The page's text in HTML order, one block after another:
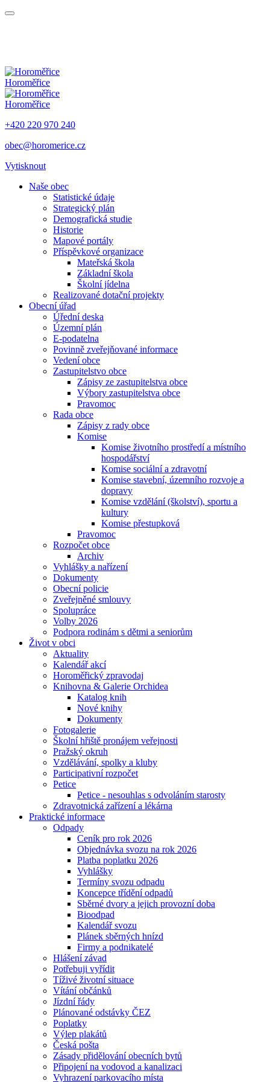
Horoměřice
Horoměřice
+420 220 970 240
obec@horomerice.cz
Vytisknout
Naše obec
Statistické údaje
Strategický plán
Demografická studie
Historie
Mapové portály
Příspěvkové organizace
Mateřská škola
Základní škola
Školní jídelna
Realizované dotační projekty
Obecní úřad
Úřední deska
Územní plán
E-podatelna
Povinně zveřejňované informace
Vedení obce
Zastupitelstvo obce
Zápisy ze zastupitelstva obce
Výbory zastupitelstva obce
Pravomoc
Rada obce
Zápisy z rady obce
Komise
Komise životního prostředí a místního
hospodářství
Komise sociální a zdravotní
Komise stavební, územního rozvoje a
dopravy
Komise vzdělání (školství), sportu a
kultury
Komise přestupková
Pravomoc
Rozpočet obce
Archiv
Vyhlášky a nařízení
Dokumenty
Obecní policie
Zveřejněné smlouvy
Spolupráce
Volby 2026
Podpora rodinám s dětmi a seniorům
Život v obci
Aktuality
Kalendář akcí
Horoměřický zpravodaj
Knihovna & Galerie Orchidea
Katalog knih
Nové knihy
Dokumenty
Fotogalerie
Školní hřiště pronájem veřejnosti
Pražský okruh
Vzdělávání, spolky a kluby
Participativní rozpočet
Petice
Petice - nesouhlas s odvoláním starosty
Zdravotnická zařízení a lékárna
Praktické informace
Odpady
Ceník pro rok 2026
Objednávka svozu na rok 2026
Platba poplatku 2026
Vyhlášky
Termíny svozu odpadu
Koncepce třídění odpadů
Sběrné dvory a jejich provozní doba
Bioodpad
Kalendář svozu
Plánek sběrných hnízd
Firmy a podnikatelé
Hlášení závad
Potřebuji vyřídit
Tíživé životní situace
Vítání občánků
Jízdní řády
Plánované odstávky ČEZ
Poplatky
Výlep plakátů
Česká pošta
Zásady přidělování obecních bytů
Připojení na vodovod a kanalizaci
Vyhrazení parkovacího místa